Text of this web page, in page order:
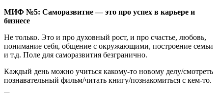
МИФ №5: Саморазвитие — это про успех в карьере и
бизнесе
Не только. Это и про духовный рост, и про счастье, любовь,
понимание себя, общение с окружающими, построение семьи
и т.д. Поле для саморазвития безгранично.
Каждый день можно учиться какому-то новому делу/смотреть
познавательный фильм/читать книгу/познакомиться с кем-то.